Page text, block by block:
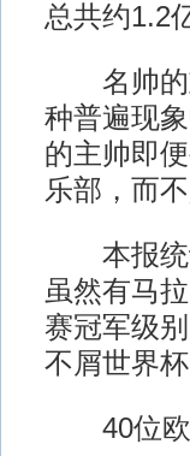
总共约1.2
名帅的
种普遍现
的主帅即
乐部，而
本报统
虽然有马
赛冠军级
不屑世界杯
40位欧